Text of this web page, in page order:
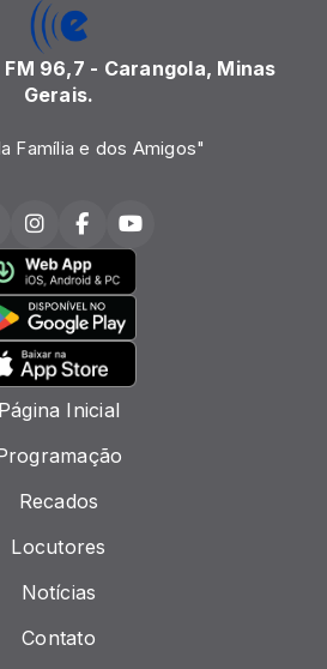
96,7 - Carangola, Minas
Gerais.
Família e dos Amigos"
Página Inicial
Recados
Locutores
Notícias
Contato